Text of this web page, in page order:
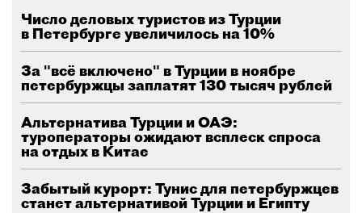
Число деловых туристов из Турции
в Петербурге увеличилось на 10%
За "всё включено" в Турции в ноябре
петербуржцы заплатят 130 тысяч рублей
Альтернатива Турции и ОАЭ:
туроператоры ожидают всплеск спроса
на отдых в Китае
Забытый курорт: Тунис для петербуржцев
станет альтернативой Турции и Египту